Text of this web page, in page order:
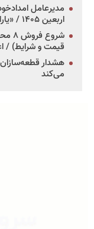
اربعین ۱۴۰۵ / «یارا» و هوش مصنوعی به خدمت زائران آمد
قیمت و شرایط) /
هشدار
می‌کند